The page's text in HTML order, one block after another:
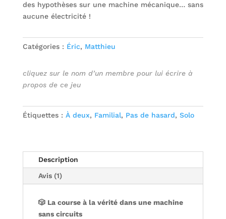
des hypothèses sur une machine mécanique… sans
aucune électricité !
Catégories : Éric, Matthieu
cliquez sur le nom d’un membre pour lui écrire à
propos de ce jeu
Étiquettes : À deux, Familial, Pas de hasard, Solo
Description
Avis (1)
🎲 La course à la vérité dans une machine
sans circuits